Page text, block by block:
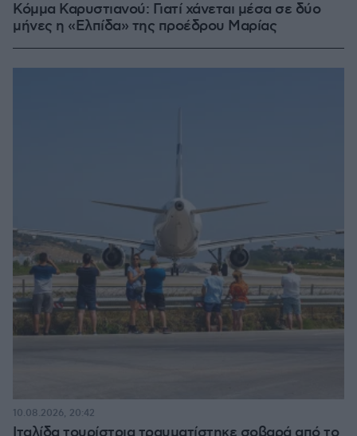
Κόμμα Καρυστιανού: Γιατί χάνεται μέσα σε δύο
μήνες η «Ελπίδα» της προέδρου Μαρίας
10.08.2026, 20:42